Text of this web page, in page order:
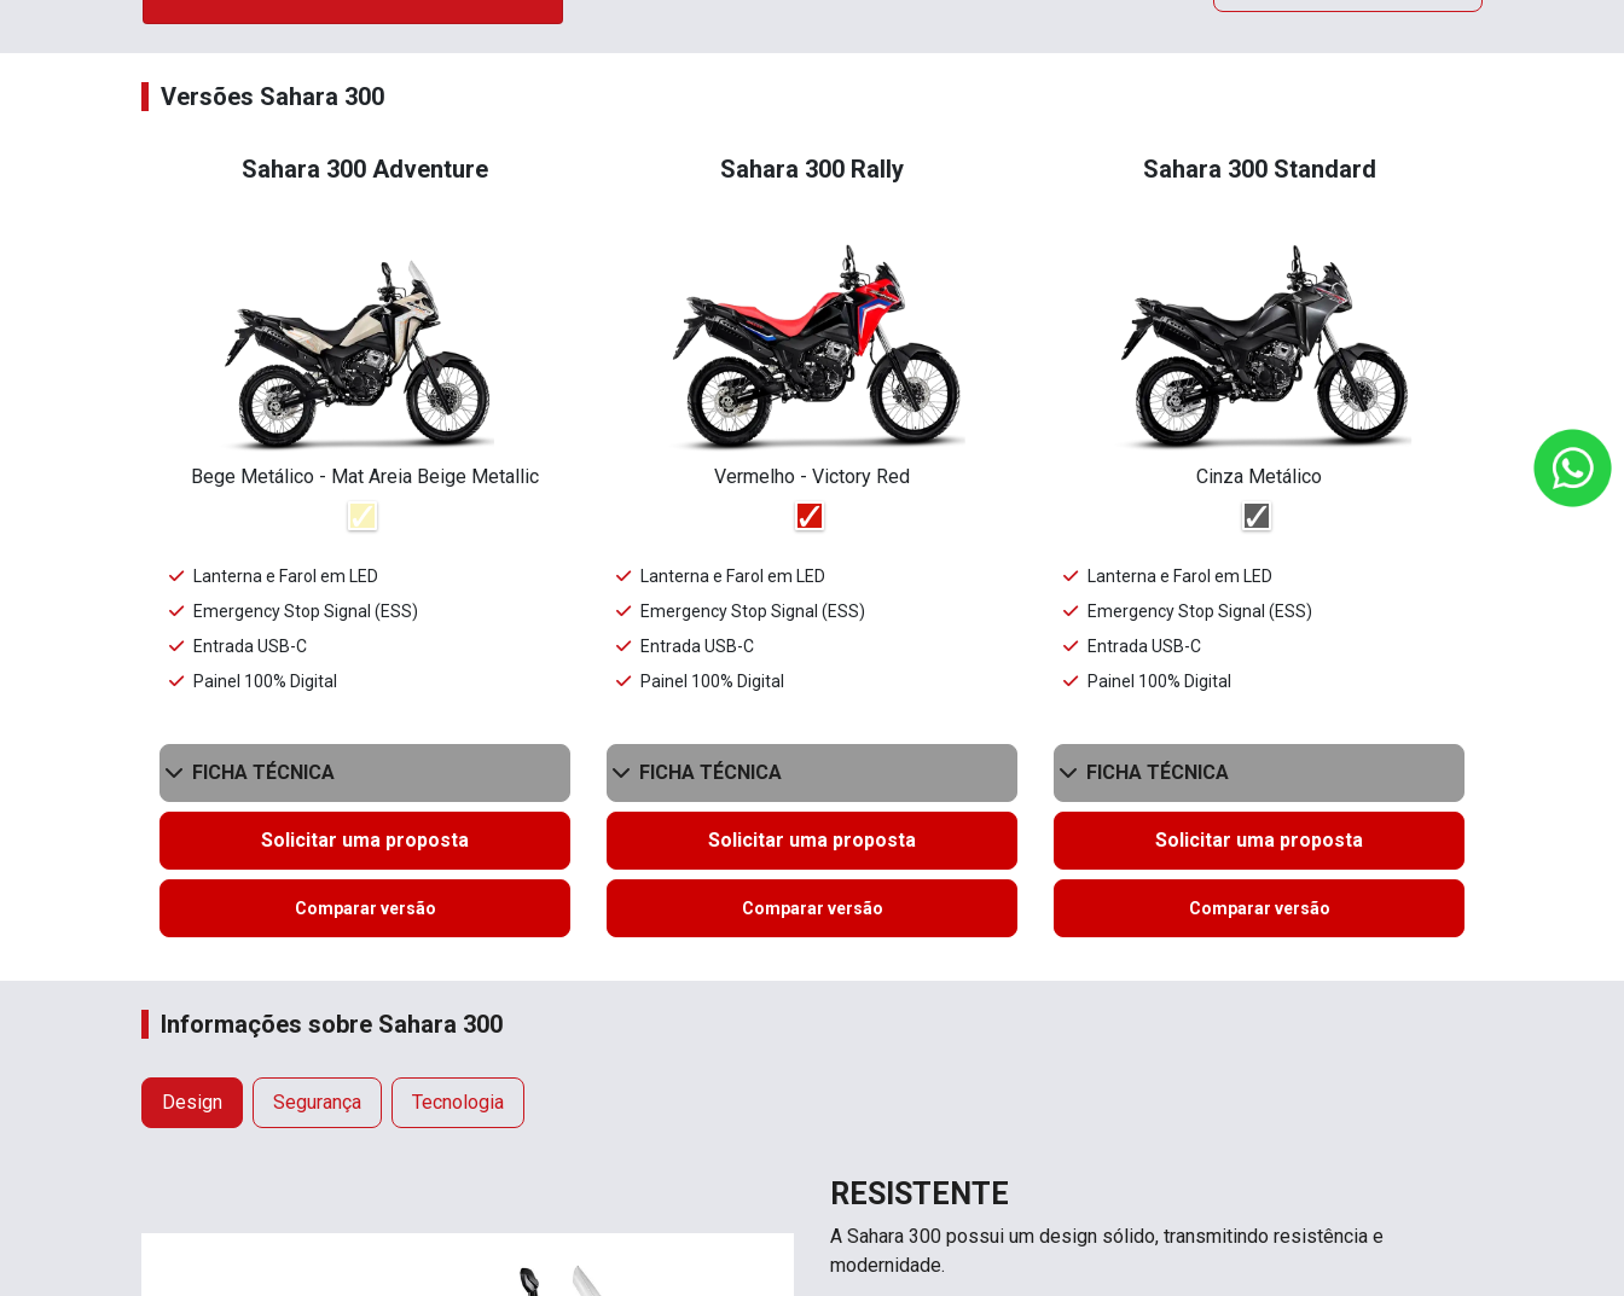
Versões Sahara 300
Sahara 300 Adventure
Bege Metálico - Mat Areia Beige Metallic
Lanterna e Farol em LED
Emergency Stop Signal (ESS)
Entrada USB-C
Painel 100% Digital
FICHA TÉCNICA
Solicitar uma proposta
Comparar versão
Sahara 300 Rally
Vermelho - Victory Red
Lanterna e Farol em LED
Emergency Stop Signal (ESS)
Entrada USB-C
Painel 100% Digital
FICHA TÉCNICA
Solicitar uma proposta
Comparar versão
Sahara 300 Standard
Cinza Metálico
Lanterna e Farol em LED
Emergency Stop Signal (ESS)
Entrada USB-C
Painel 100% Digital
FICHA TÉCNICA
Solicitar uma proposta
Comparar versão
Informações sobre Sahara 300
Design Segurança Tecnologia
RESISTENTE
A Sahara 300 possui um design sólido, transmitindo resistência e
modernidade.